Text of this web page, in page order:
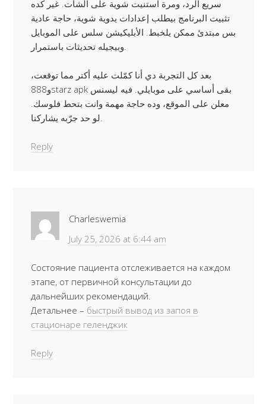
سريع الرد، ومرة استنيت شوية على الشات. غير كده
تثبيت البرنامج بيطلب إعدادات يدوية شوية، حاجة عادية
بس مبتدئ ممكن يلخبط. الأبليكيشن سلس على الموبايل
بعد كل التجربة دي أنا كمّلت عليه أكتر مما توقعت،
و888starz apk بقى أساسي على موبايلي. فيه ليسنس
معلن على الموقع، وده حاجة مهمة وانت بتحط فلوسك.
Reply
Charleswemia
July 25, 2026 at 6:44 am
Состояние пациента отслеживается на каждом
этапе, от первичной консультации до
дальнейших рекомендаций.
Детальнее – быстрый вывод из запоя в
стационаре геленджик
Reply